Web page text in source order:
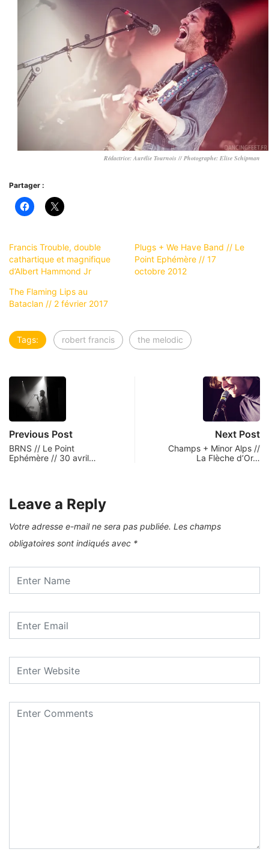
Rédactrice: Aurélie Tournois // Photographe: Elise Schipman
Partager :
Francis Trouble, double
cathartique et magnifique
d’Albert Hammond Jr
Plugs + We Have Band // Le
Point Ephémère // 17
octobre 2012
The Flaming Lips au
Bataclan // 2 février 2017
Tags: robert francis the melodic
Previous Post
BRNS // Le Point
Ephémère // 30 avril…
Next Post
Champs + Minor Alps //
La Flèche d’Or…
Leave a Reply
Votre adresse e-mail ne sera pas publiée. Les champs
obligatoires sont indiqués avec *